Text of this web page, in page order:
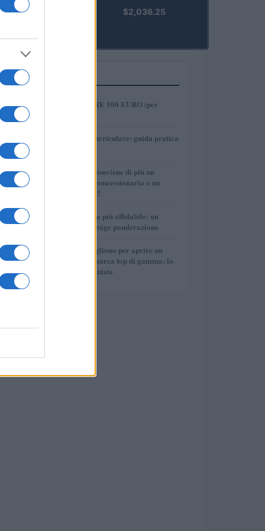
PRIME)
$2,036.25
PIÙ LETTI
1
COME INVESTIRE 500 EURO (per
2
Tirocinio extra-curriculare: guida pratica
3
Per le auto usate conviene di più un
finanziamento in concessionaria o un
prestito personale?
4
La macchina usata più affidabile: un
investimento che esige ponderazione
5
Quanti soldi ci vogliono per aprire un
autosalone multimarca top di gamma: lo
spiega il professionista